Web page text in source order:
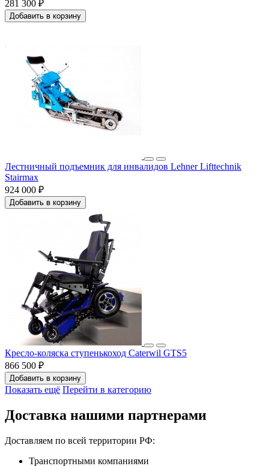
281 300 ₽
Добавить в корзину
Лестничный подъемник для инвалидов Lehner Lifttechnik
Stairmax
924 000 ₽
Добавить в корзину
Кресло-коляска ступенькоход Caterwil GTS5
866 500 ₽
Добавить в корзину
Показать ещё Перейти в категорию
Доставка нашими партнерами
Доставляем по всей территории РФ:
Транспортными компаниями